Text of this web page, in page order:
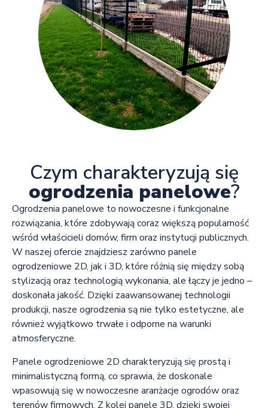
Czym charakteryzują się
ogrodzenia panelowe?
Ogrodzenia panelowe to nowoczesne i funkcjonalne
rozwiązania, które zdobywają coraz większą popularność
wśród właścicieli domów, firm oraz instytucji publicznych.
W naszej ofercie znajdziesz zarówno panele
ogrodzeniowe 2D, jak i 3D, które różnią się między sobą
stylizacją oraz technologią wykonania, ale łączy je jedno –
doskonała jakość. Dzięki zaawansowanej technologii
produkcji, nasze ogrodzenia są nie tylko estetyczne, ale
również wyjątkowo trwałe i odporne na warunki
atmosferyczne.
Panele ogrodzeniowe 2D charakteryzują się prostą i
minimalistyczną formą, co sprawia, że doskonale
wpasowują się w nowoczesne aranżacje ogrodów oraz
terenów firmowych. Z kolei panele 3D, dzięki swojej